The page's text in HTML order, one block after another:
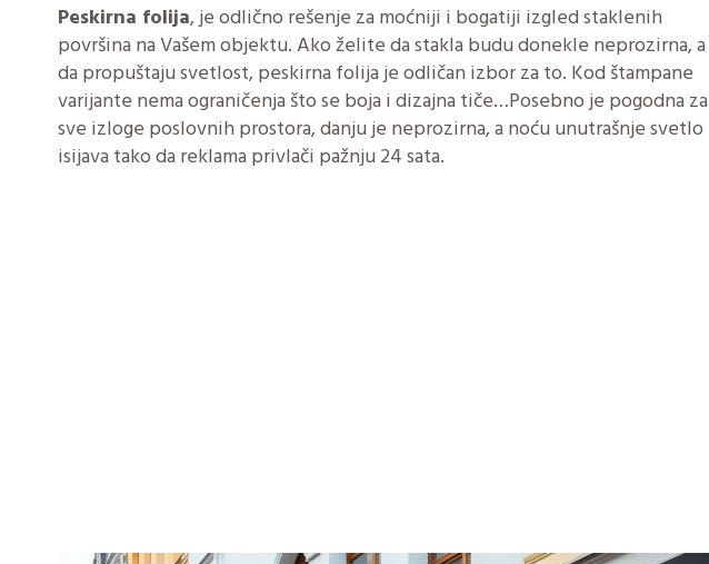
Peskirna folija, je odlično rešenje za moćniji i bogatiji izgled staklenih
površina na Vašem objektu. Ako želite da stakla budu donekle neprozirna, a
da propuštaju svetlost, peskirna folija je odličan izbor za to. Kod štampane
varijante nema ograničenja što se boja i dizajna tiče…Posebno je pogodna za
sve izloge poslovnih prostora, danju je neprozirna, a noću unutrašnje svetlo
isijava tako da reklama privlači pažnju 24 sata.